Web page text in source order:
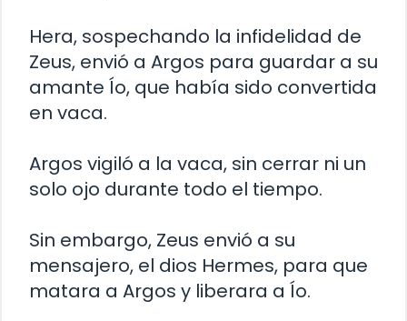
Hera, sospechando la infidelidad de
Zeus, envió a Argos para guardar a su
amante Ío, que había sido convertida
en vaca.
Argos vigiló a la vaca, sin cerrar ni un
solo ojo durante todo el tiempo.
Sin embargo, Zeus envió a su
mensajero, el dios Hermes, para que
matara a Argos y liberara a Ío.